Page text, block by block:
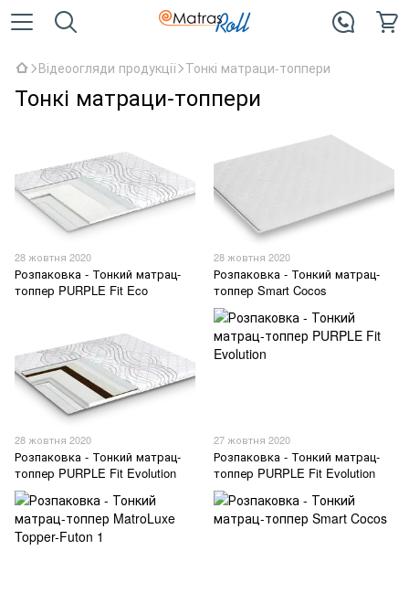
Відеоогляди продукції Тонкі матраци-топпери
Тонкі матраци-топпери
28 жовтня 2020
Розпаковка - Тонкий матрац-
топпер PURPLE Fit Eco
28 жовтня 2020
Розпаковка - Тонкий матрац-
топпер Smart Cocos
28 жовтня 2020
Розпаковка - Тонкий матрац-
топпер PURPLE Fit Evolution
27 жовтня 2020
Розпаковка - Тонкий матрац-
топпер PURPLE Fit Evolution